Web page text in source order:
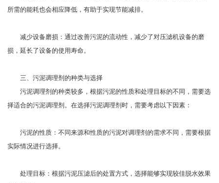
所需的能耗也会相应降低，有助于实现节能减排。
减少设备磨损：通过改善污泥的流动性，减少了对压滤机设备的磨
损，延长了设备的使用寿命。
三、污泥调理剂的种类与选择
污泥调理剂的种类较多，根据污泥的性质和处理目标的不同，需要选
择适合的污泥调理剂。在选择污泥调理剂时，需要考虑以下因素：
污泥的性质：不同来源和性质的污泥对调理剂的需求不同，需要根据
实际情况进行选择。
处理目标：根据污泥压滤后的处置方式，选择能够实现较佳脱水效果